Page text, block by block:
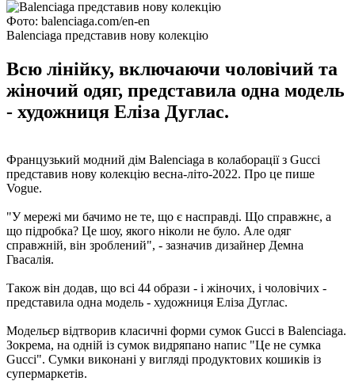
Фото: balenciaga.com/en-en
Balenciaga представив нову колекцію
Всю лінійку, включаючи чоловічий та
жіночий одяг, представила одна модель
- художниця Еліза Дуглас.
Французький модний дім Balenciaga в колаборації з Gucci
представив нову колекцію весна-літо-2022. Про це пише
Vogue.
"У мережі ми бачимо не те, що є насправді. Що справжнє, а
що підробка? Це шоу, якого ніколи не було. Але одяг
справжній, він зроблений", - зазначив дизайнер Демна
Гвасалія.
Також він додав, що всі 44 образи - і жіночих, і чоловічих -
представила одна модель - художниця Еліза Дуглас.
Модельєр відтворив класичні форми сумок Gucci в Balenciaga.
Зокрема, на одній із сумок видряпано напис "Це не сумка
Gucci". Сумки виконані у вигляді продуктових кошиків із
супермаркетів.